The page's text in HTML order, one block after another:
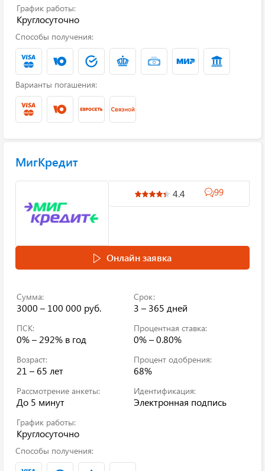
График работы:
Круглосуточно
Способы получения:
Варианты погашения:
МигКредит
4.4 99
Онлайн заявка
Сумма:
3000 – 100 000 руб.
Срок:
3 – 365 дней
ПСК:
0% – 292% в год
Процентная ставка:
0% – 0.80%
Возраст:
21 – 65 лет
Процент одобрения:
68%
Рассмотрение анкеты:
До 5 минут
Идентификация:
Электронная подпись
График работы:
Круглосуточно
Способы получения: